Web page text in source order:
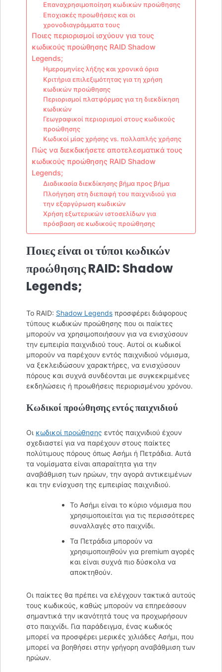
Επαναχρησιμοποίηση κωδικών προώθησης
Εποχιακές προωθήσεις και οι
χρονοδιαγράμματα τους
Ποιες περιορισμοί ισχύουν για τους
κωδικούς προώθησης RAID Shadow
Legends;
Ημερομηνίες λήξης και χρονικά όρια
Κριτήρια επιλεξιμότητας για τη χρήση
κωδικών προώθησης
Περιορισμοί πλατφόρμας για τη διεκδίκηση
κωδικών
Γεωγραφικοί περιορισμοί στους κωδικούς
προώθησης
Κωδικοί μίας χρήσης vs. πολλαπλής χρήσης
Πώς να διεκδικήσετε αποτελεσματικά τους
κωδικούς προώθησης RAID Shadow
Legends;
Διαδικασία διεκδίκησης βήμα προς βήμα
Πλοήγηση στη διεπαφή του παιχνιδιού για
την εξαργύρωση κωδικών
Χρήση εξωτερικών ιστοσελίδων για
πρόσβαση σε κωδικούς προώθησης
Ποιες είναι οι τύποι κωδικών
προώθησης RAID: Shadow
Legends;
Το RAID: Shadow Legends προσφέρει διάφορους
τύπους κωδικών προώθησης που οι παίκτες
μπορούν να χρησιμοποιήσουν για να ενισχύσουν
την εμπειρία παιχνιδιού τους. Αυτοί οι κωδικοί
μπορούν να παρέχουν εντός παιχνιδιού νόμισμα,
να ξεκλειδώσουν χαρακτήρες, να ενισχύσουν
πόρους και συχνά συνδέονται με συγκεκριμένες
εκδηλώσεις ή προωθήσεις περιορισμένου χρόνου.
Κωδικοί προώθησης εντός παιχνιδιού
Οι κωδικοί προώθησης εντός παιχνιδιού έχουν
σχεδιαστεί για να παρέχουν στους παίκτες
πολύτιμους πόρους όπως Ασήμι ή Πετράδια. Αυτά
τα νομίσματα είναι απαραίτητα για την
αναβάθμιση των ηρώων, την αγορά αντικειμένων
και την ενίσχυση της εμπειρίας παιχνιδιού.
Το Ασήμι είναι το κύριο νόμισμα που
χρησιμοποιείται για τις περισσότερες
συναλλαγές στο παιχνίδι.
Τα Πετράδια μπορούν να
χρησιμοποιηθούν για premium αγορές
και είναι συχνά πιο δύσκολα να
αποκτηθούν.
Οι παίκτες θα πρέπει να ελέγχουν τακτικά αυτούς
τους κωδικούς, καθώς μπορούν να επηρεάσουν
σημαντικά την ικανότητά τους να προχωρήσουν
στο παιχνίδι. Για παράδειγμα, ένας κωδικός
μπορεί να προσφέρει μερικές χιλιάδες Ασήμι, που
μπορεί να βοηθήσει στην γρήγορη αναβάθμιση των
ηρώων.